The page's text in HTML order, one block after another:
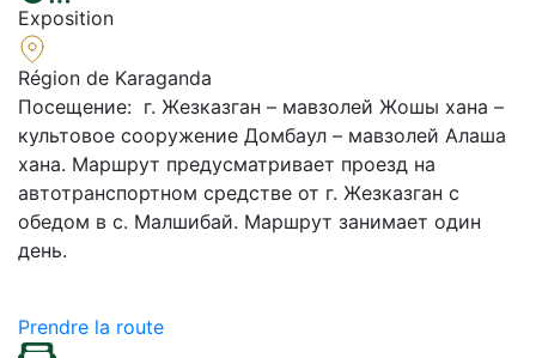
Exposition
Région de Karaganda
Посещение: г. Жезказган – мавзолей Жошы хана –
культовое сооружение Домбаул – мавзолей Алаша
хана. Маршрут предусматривает проезд на
автотранспортном средстве от г. Жезказган с
обедом в с. Малшибай. Маршрут занимает один
день.
Prendre la route